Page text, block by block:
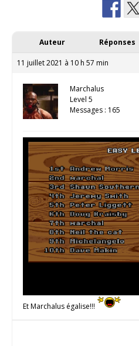
Auteur Réponses
11 juillet 2021 à 10 h 57 min
Marchalus
Level 5
Messages : 165
Et Marchalus égalise!!!